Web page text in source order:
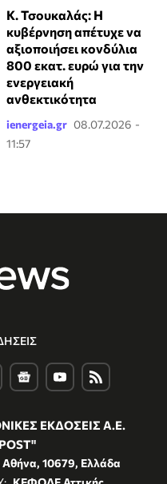
Κ. Τσουκαλάς: Η
κυβέρνηση απέτυχε να
αξιοποιήσει κονδύλια
800 εκατ. ευρώ για την
ενεργειακή
ανθεκτικότητα
ienergeia.gr 08.07.2026 -
11:57
ΕΚΔΟΣΕΙΣ Α.Ε.
Αθήνα, 10679, Ελλάδα